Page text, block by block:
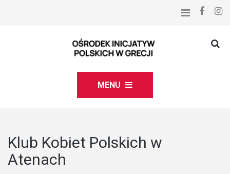
MENU
Klub Kobiet Polskich w
Atenach